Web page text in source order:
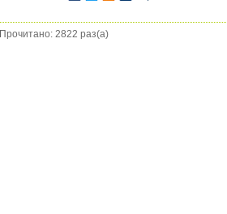
Прочитано: 2822 раз(а)